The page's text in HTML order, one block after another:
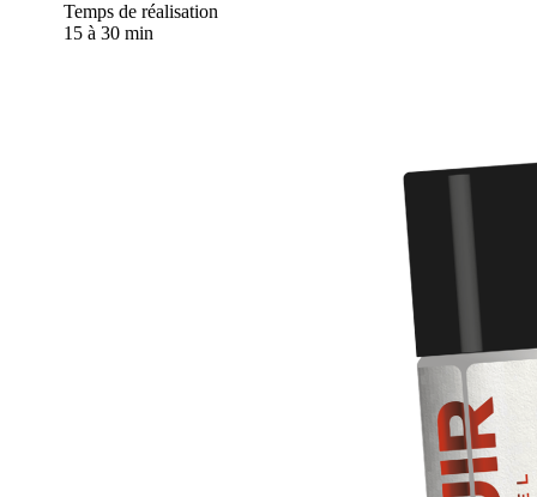
Temps de réalisation
15 à 30 min